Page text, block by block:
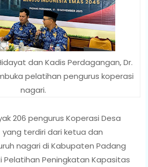
dan Kadis Perdagangan, Dr.
pelatihan pengurus koperasi
nagari.
206 pengurus Koperasi Desa
yang terdiri dari ketua dan
nagari di Kabupaten Padang
Pelatihan Peningkatan Kapasitas